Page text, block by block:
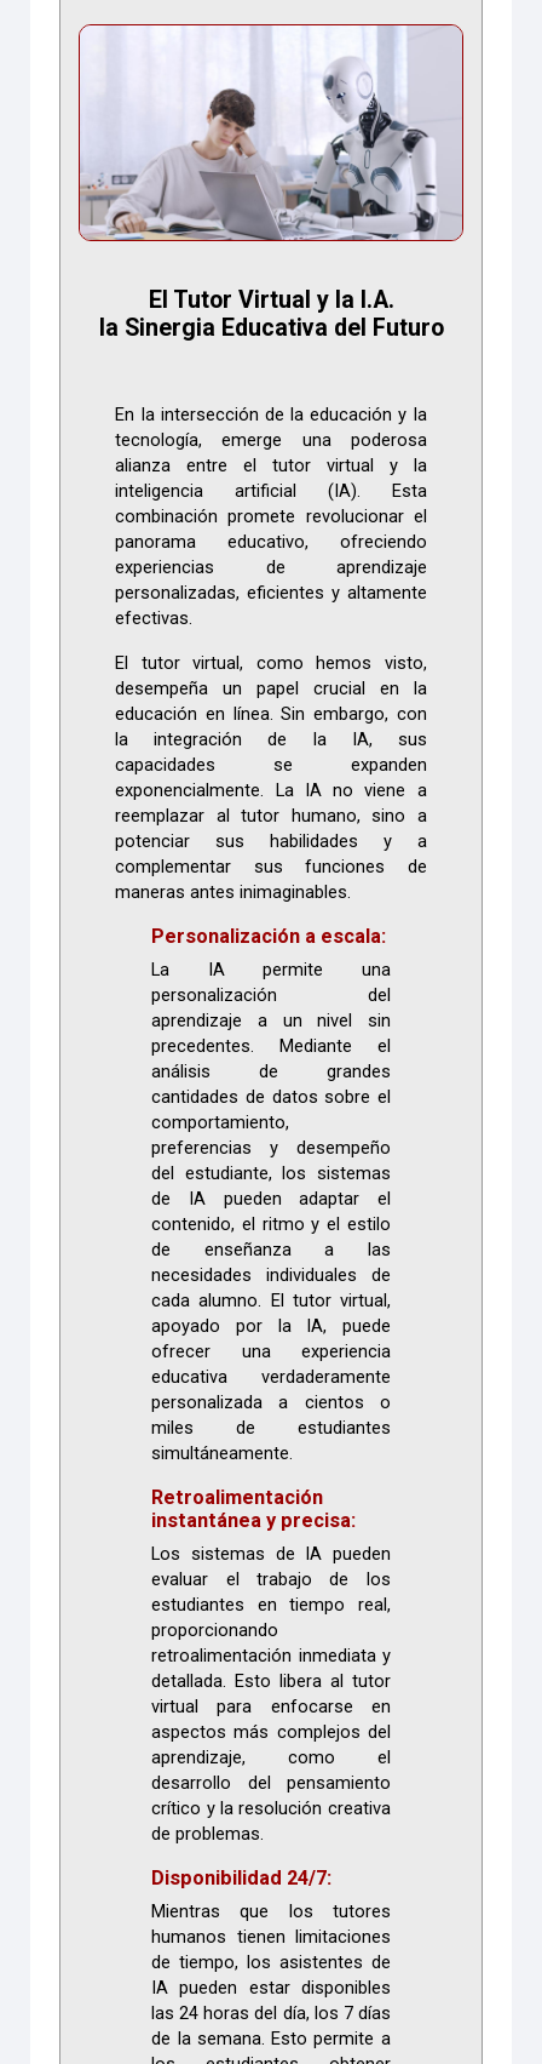
El Tutor Virtual y la I.A.
la Sinergia Educativa del Futuro
En la intersección de la educación y la
tecnología, emerge una poderosa
alianza entre el tutor virtual y la
inteligencia artificial (IA). Esta
combinación promete revolucionar el
panorama educativo, ofreciendo
experiencias de aprendizaje
personalizadas, eficientes y altamente
efectivas.
El tutor virtual, como hemos visto,
desempeña un papel crucial en la
educación en línea. Sin embargo, con
la integración de la IA, sus
capacidades se expanden
exponencialmente. La IA no viene a
reemplazar al tutor humano, sino a
potenciar sus habilidades y a
complementar sus funciones de
maneras antes inimaginables.
Personalización a escala:
La IA permite una
personalización del
aprendizaje a un nivel sin
precedentes. Mediante el
análisis de grandes
cantidades de datos sobre el
comportamiento,
preferencias y desempeño
del estudiante, los sistemas
de IA pueden adaptar el
contenido, el ritmo y el estilo
de enseñanza a las
necesidades individuales de
cada alumno. El tutor virtual,
apoyado por la IA, puede
ofrecer una experiencia
educativa verdaderamente
personalizada a cientos o
miles de estudiantes
simultáneamente.
Retroalimentación
instantánea y precisa:
Los sistemas de IA pueden
evaluar el trabajo de los
estudiantes en tiempo real,
proporcionando
retroalimentación inmediata y
detallada. Esto libera al tutor
virtual para enfocarse en
aspectos más complejos del
aprendizaje, como el
desarrollo del pensamiento
crítico y la resolución creativa
de problemas.
Disponibilidad 24/7:
Mientras que los tutores
humanos tienen limitaciones
de tiempo, los asistentes de
IA pueden estar disponibles
las 24 horas del día, los 7 días
de la semana. Esto permite a